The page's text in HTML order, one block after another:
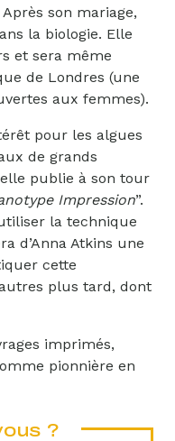
son mariage,
la biologie. Elle
et sera même
de Londres (une
aux femmes).
pour les algues
de grands
publie à son tour
Impression”.
la technique
d’Anna Atkins une
cette
plus tard, dont
imprimés,
pionnière en
?